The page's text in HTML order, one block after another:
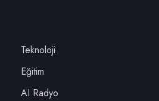
Teknoloji
Eğitim
AI Radyo